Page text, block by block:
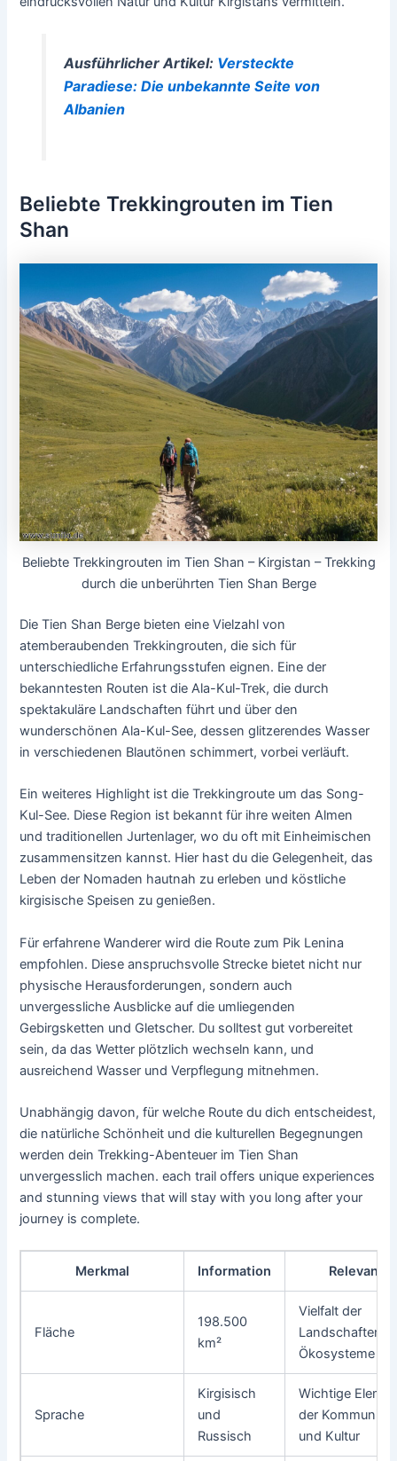
Ausführlicher Artikel: Versteckte
Paradiese: Die unbekannte Seite von
Albanien
Beliebte Trekkingrouten im Tien
Shan
Beliebte Trekkingrouten im Tien Shan – Kirgistan – Trekking
durch die unberührten Tien Shan Berge
Die Tien Shan Berge bieten eine Vielzahl von
atemberaubenden Trekkingrouten, die sich für
unterschiedliche Erfahrungsstufen eignen. Eine der
bekanntesten Routen ist die Ala-Kul-Trek, die durch
spektakuläre Landschaften führt und über den
wunderschönen Ala-Kul-See, dessen glitzerendes Wasser
in verschiedenen Blautönen schimmert, vorbei verläuft.
Ein weiteres Highlight ist die Trekkingroute um das Song-
Kul-See. Diese Region ist bekannt für ihre weiten Almen
und traditionellen Jurtenlager, wo du oft mit Einheimischen
zusammensitzen kannst. Hier hast du die Gelegenheit, das
Leben der Nomaden hautnah zu erleben und köstliche
kirgisische Speisen zu genießen.
Für erfahrene Wanderer wird die Route zum Pik Lenina
empfohlen. Diese anspruchsvolle Strecke bietet nicht nur
physische Herausforderungen, sondern auch
unvergessliche Ausblicke auf die umliegenden
Gebirgsketten und Gletscher. Du solltest gut vorbereitet
sein, da das Wetter plötzlich wechseln kann, und
ausreichend Wasser und Verpflegung mitnehmen.
Unabhängig davon, für welche Route du dich entscheidest,
die natürliche Schönheit und die kulturellen Begegnungen
werden dein Trekking-Abenteuer im Tien Shan
unvergesslich machen. each trail offers unique experiences
and stunning views that will stay with you long after your
journey is complete.
Merkmal Information Relevanz
Fläche
198.500
km²
Vielfalt der
Landschaften
Ökosysteme
Sprache
Kirgisisch
und
Russisch
Wichtige
der
und Kultur